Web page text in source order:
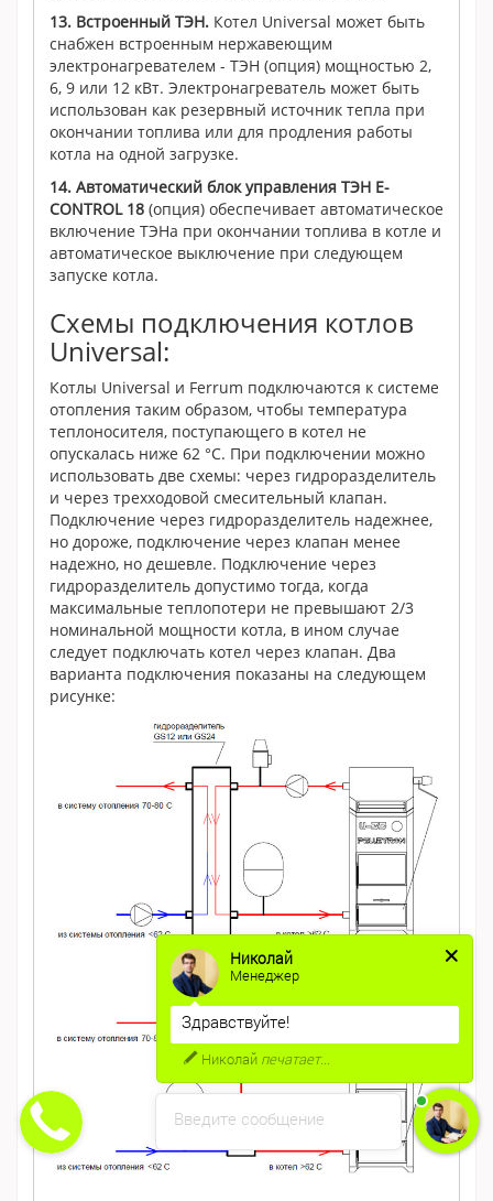
13. Встроенный ТЭН. Котел Universal может быть
снабжен встроенным нержавеющим
электронагревателем - ТЭН (опция) мощностью 2,
6, 9 или 12 кВт. Электронагреватель может быть
использован как резервный источник тепла при
окончании топлива или для продления работы
котла на одной загрузке.
14. Автоматический блок управления ТЭН E-
CONTROL 18 (опция) обеспечивает автоматическое
включение ТЭНа при окончании топлива в котле и
автоматическое выключение при следующем
запуске котла.
Схемы подключения котлов
Universal:
Котлы Universal и Ferrum подключаются к системе
отопления таким образом, чтобы температура
теплоносителя, поступающего в котел не
опускалась ниже 62 °С. При подключении можно
использовать две схемы: через гидроразделитель
и через трехходовой смесительный клапан.
Подключение через гидроразделитель надежнее,
но дороже, подключение через клапан менее
надежно, но дешевле. Подключение через
гидроразделитель допустимо тогда, когда
максимальные теплопотери не превышают 2/3
номинальной мощности котла, в ином случае
следует подключать котел через клапан. Два
варианта подключения показаны на следующем
рисунке:
Введите сообщение
Николай
Менеджер
Здравствуйте!
Николайпечатает...